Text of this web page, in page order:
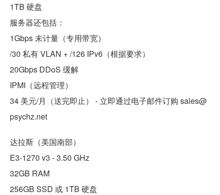
1TB 硬盘
服务器还包括：
1Gbps 未计量（专用带宽）
/30 私有 VLAN + /126 IPv6（根据要求）
20Gbps DDoS 缓解
IPMI（远程管理）
34 美元/月（送完即止） - 立即通过电子邮件订购 sales@
psychz.net
达拉斯（美国南部）
E3-1270 v3 - 3.50 GHz
32GB RAM
256GB SSD 或 1TB 硬盘